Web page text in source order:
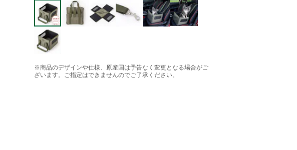
※商品のデザインや仕様、原産国は予告なく変更となる場合がご
ざいます。ご指定はできませんのでご了承ください。